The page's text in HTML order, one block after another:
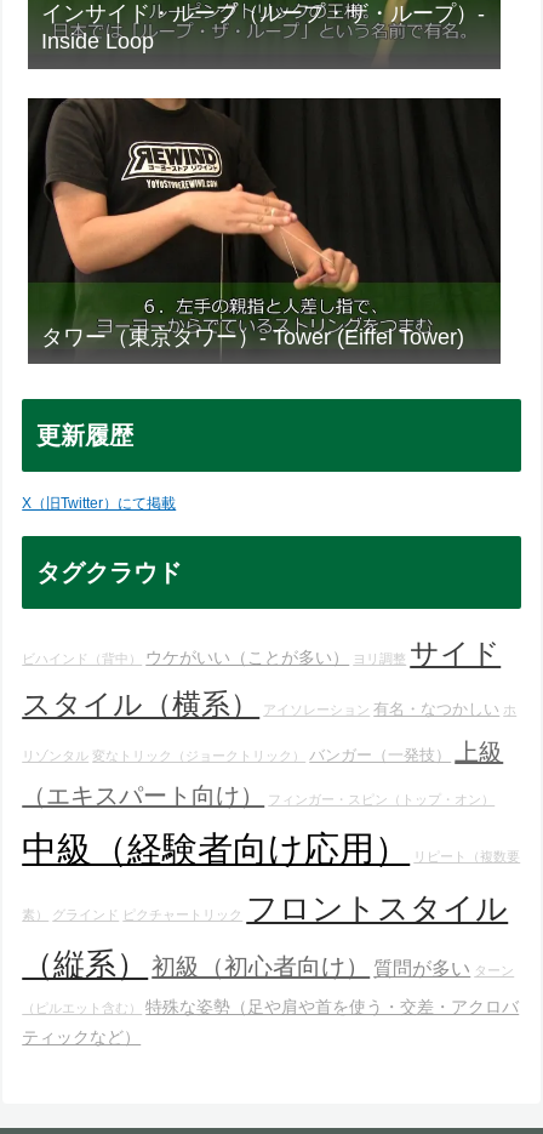
インサイド・ループ（ループ・ザ・ループ）-
Inside Loop
タワー（東京タワー）- Tower (Eiffel Tower)
更新履歴
X（旧Twitter）にて掲載
タグクラウド
ビハインド（背中） ウケがいい（ことが多い） ヨリ調整 サイド
スタイル（横系）
アイソレーション 有名・なつかしい ホ
リゾンタル 変なトリック（ジョークトリック） バンガー（一発技）
上級
（エキスパート向け）
フィンガー・スピン（トップ・オン）
中級（経験者向け応用） リピート（複数要
素） グラインド ピクチャートリック フロントスタイル
（縦系）
初級（初心者向け） 質問が多い ターン
（ピルエット含む）
特殊な姿勢（足や肩や首を使う・交差・アクロバ
ティックなど）